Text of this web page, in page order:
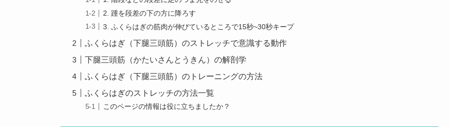
2. 踵を段差の下の方に降ろす
3. ふくらはぎの筋肉が伸びているところで15秒~30秒キープ
ふくらはぎ（下腿三頭筋）のストレッチで意識する動作
下腿三頭筋（かたいさんとうきん）の解剖学
ふくらはぎ（下腿三頭筋）のトレーニングの方法
ふくらはぎのストレッチの方法一覧
このページの情報は役に立ちましたか？